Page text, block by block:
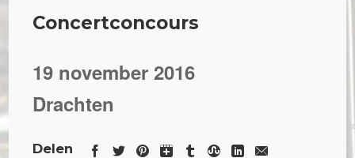
Concertconcours
19 november 2016
Drachten
Delen